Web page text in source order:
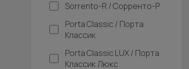
Sorrento-R / Сорренто-Р
Porta Classic / Порта
Классик
Porta Classic LUX / Порта
Классик Люкс